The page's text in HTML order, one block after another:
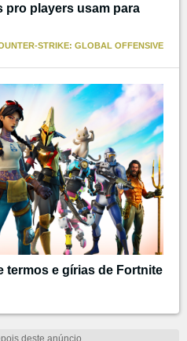
pro players usam para
STRIKE: GLOBAL OFFENSIVE
termos e gírias de Fortnite